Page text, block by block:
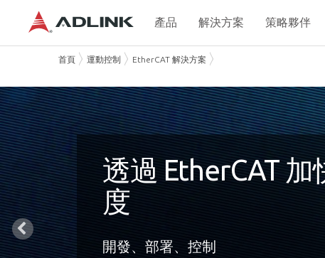
產品 解決方案 策略夥伴
首頁 運動控制 EtherCAT 解決方案
透過 EtherCAT
度
開發、部署、控制